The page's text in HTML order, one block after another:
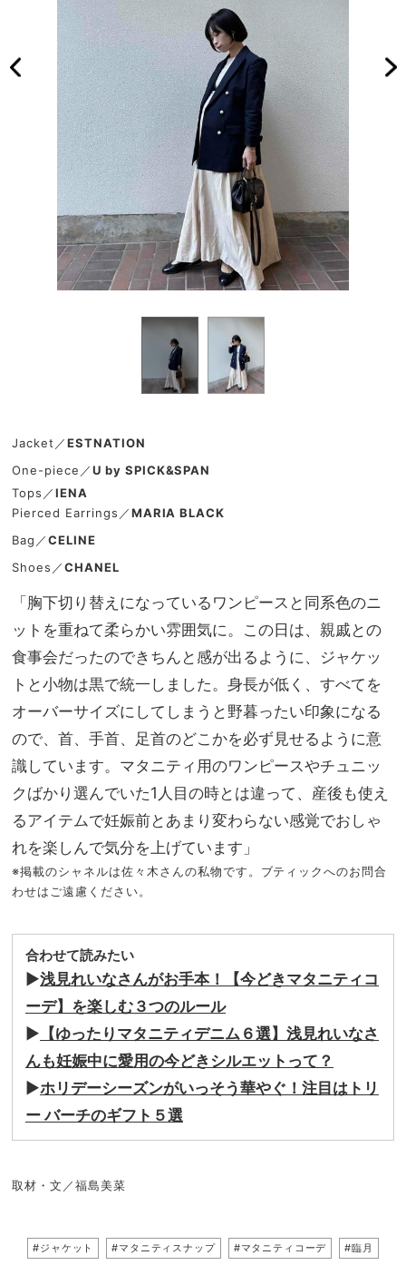
Jacket／ESTNATION
One-piece／U by SPICK&SPAN
Tops／IENA
Pierced Earrings／MARIA BLACK
Bag／CELINE
Shoes／CHANEL
「胸下切り替えになっているワンピースと同系色のニ
ットを重ねて柔らかい雰囲気に。この日は、親戚との
食事会だったのできちんと感が出るように、ジャケッ
トと小物は黒で統一しました。身長が低く、すべてを
オーバーサイズにしてしまうと野暮ったい印象になる
ので、首、手首、足首のどこかを必ず見せるように意
識しています。マタニティ用のワンピースやチュニッ
クばかり選んでいた1人目の時とは違って、産後も使え
るアイテムで妊娠前とあまり変わらない感覚でおしゃ
れを楽しんで気分を上げています」
※掲載のシャネルは佐々木さんの私物です。ブティックへのお問合
わせはご遠慮ください。
合わせて読みたい
▶︎浅見れいなさんがお手本！【今どきマタニティコ
ーデ】を楽しむ３つのルール
▶︎ 【ゆったりマタニティデニム６選】浅見れいなさ
んも妊娠中に愛用の今どきシルエットって？
▶ホリデーシーズンがいっそう華やぐ！注目はトリ
ー バーチのギフト５選
取材・文／福島美菜
#ジャケット #マタニティスナップ #マタニティコーデ #臨月